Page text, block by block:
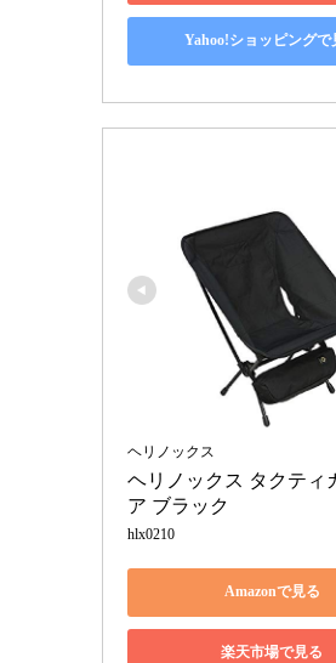
Yahoo!ショッピングで
ヘリノックス
ヘリノックス タクティ
ア ブラック
hlx0210
Amazonで見る
楽天市場で見る